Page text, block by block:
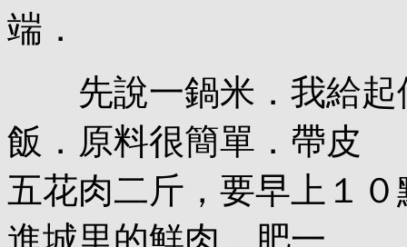
端．
先說一鍋米．我給起
飯．原料很簡單．帶皮
五花肉二斤，要早上１